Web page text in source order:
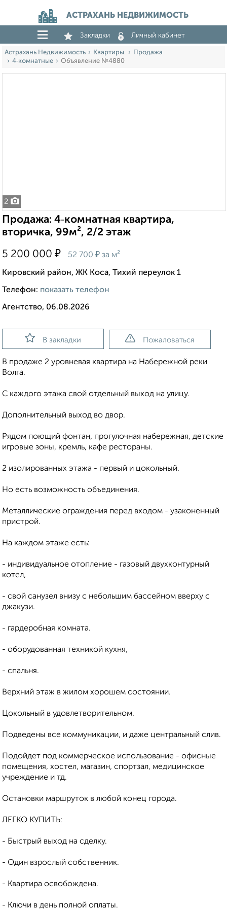
АСТРАХАНЬ НЕДВИЖИМОСТЬ
Закладки Личный кабинет
Астрахань Недвижимость Квартиры
Продажа
4‑комнатные
Объявление №4880
2
Продажа: 4‑комнатная квартира,
вторичка, 99м², 2/2 этаж
5 200 000 ₽ 52 700 ₽ за м²
Кировский район, ЖК Коса, Тихий переулок 1
Телефон: показать телефон
Агентство, 06.08.2026
В закладки Пожаловаться
В продаже 2 уровневая квартира на Набережной реки
Волга.
С каждого этажа свой отдельный выход на улицу.
Дополнительный выход во двор.
Рядом поющий фонтан, прогулочная набережная, детские
игровые зоны, кремль, кафе рестораны.
2 изолированных этажа - первый и цокольный.
Но есть возможность объединения.
Металлические ограждения перед входом - узаконенный
пристрой.
На каждом этаже есть:
- индивидуальное отопление - газовый двухконтурный
котел,
- свой санузел внизу с небольшим бассейном вверху с
джакузи.
- гардеробная комната.
- оборудованная техникой кухня,
- спальня.
Верхний этаж в жилом хорошем состоянии.
Цокольный в удовлетворительном.
Подведены все коммуникации, и даже центральный слив.
Подойдет под коммерческое использование - офисные
помещения, хостел, магазин, спортзал, медицинское
учреждение и тд.
Остановки маршруток в любой конец города.
ЛЕГКО КУПИТЬ:
- Быстрый выход на сделку.
- Один взрослый собственник.
- Квартира освобождена.
- Ключи в день полной оплаты.